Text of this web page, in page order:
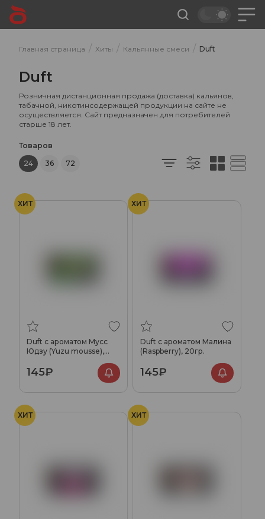
Главная страница / Хиты / Кальянные смеси / Duft
Duft
Розничная дистанционная продажа (доставка) кальянов,
табачной, никотинсодержащей продукции на сайте не
осуществляется. Сайт предназначен для потребителей
старше 18 лет.
Товаров
24
36 72
ХИТ
Duft с ароматом Мусс
Юдзу (Yuzu mousse),
145₽
ХИТ
Duft с ароматом Малина
(Raspberry), 20гр.
145₽
ХИТ ХИТ